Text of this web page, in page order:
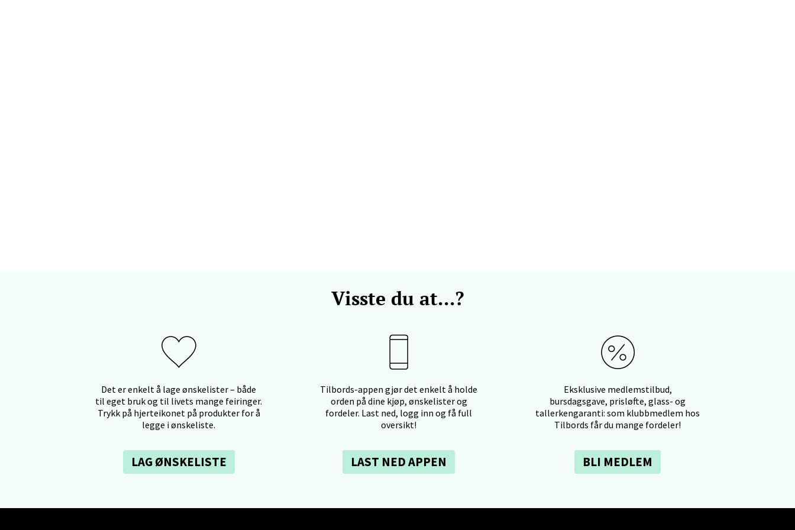
Visste du at...?
Det er enkelt å lage ønskelister – både
til eget bruk og til livets mange feiringer.
Trykk på hjerteikonet på produkter for å
legge i ønskeliste.
LAG ØNSKELISTE
Tilbords-appen gjør det enkelt å holde
orden på dine kjøp, ønskelister og
fordeler. Last ned, logg inn og få full
oversikt!
LAST NED APPEN
Eksklusive medlemstilbud,
bursdagsgave, prisløfte, glass- og
tallerkengaranti: som klubbmedlem hos
Tilbords får du mange fordeler!
BLI MEDLEM